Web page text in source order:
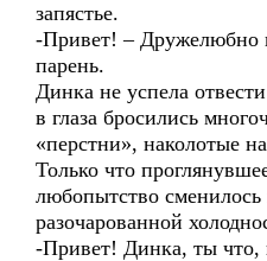
запястье.
-Привет! – Дружелюбно
парень.
Динка не успела
в глаза бросились
«перстни», наколотые
Только что
любопытство сменилось
разочарованной
-Привет! Динка, ты что,